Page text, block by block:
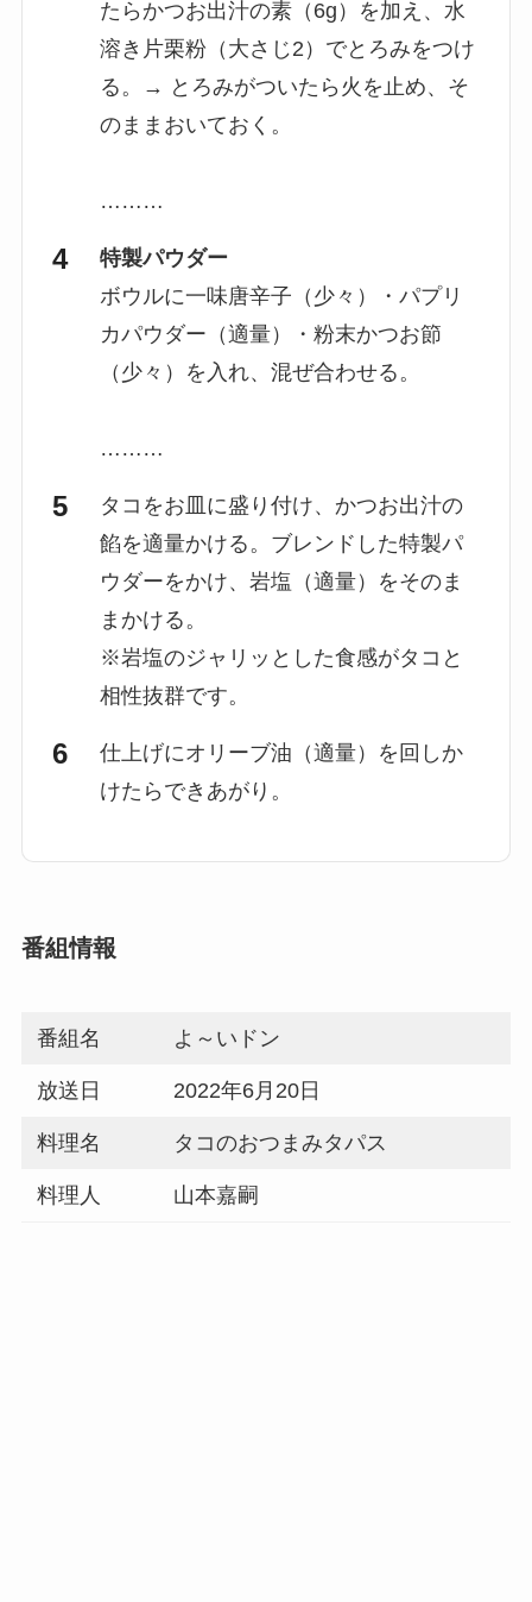
たらかつお出汁の素（6g）を加え、水
溶き片栗粉（大さじ2）でとろみをつけ
る。→ とろみがついたら火を止め、そ
のままおいておく。
………
特製パウダー
ボウルに一味唐辛子（少々）・パプリ
カパウダー（適量）・粉末かつお節
（少々）を入れ、混ぜ合わせる。
………
タコをお皿に盛り付け、かつお出汁の
餡を適量かける。ブレンドした特製パ
ウダーをかけ、岩塩（適量）をそのま
まかける。
※岩塩のジャリッとした食感がタコと
相性抜群です。
仕上げにオリーブ油（適量）を回しか
けたらできあがり。
番組情報
番組名 よ～いドン
放送日 2022年6月20日
料理名 タコのおつまみタパス
料理人 山本嘉嗣